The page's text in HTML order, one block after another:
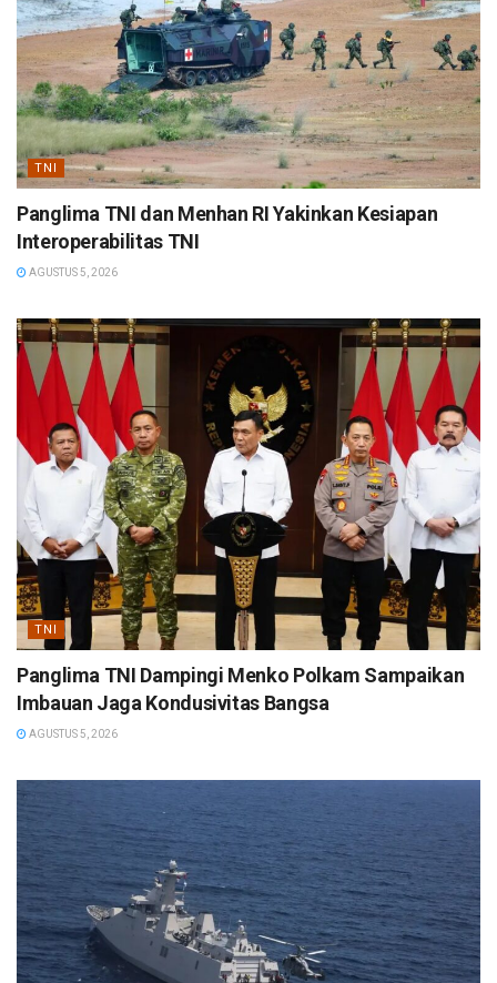
TNI
Panglima TNI dan Menhan RI Yakinkan Kesiapan
Interoperabilitas TNI
AGUSTUS 5, 2026
TNI
Panglima TNI Dampingi Menko Polkam Sampaikan
Imbauan Jaga Kondusivitas Bangsa
AGUSTUS 5, 2026